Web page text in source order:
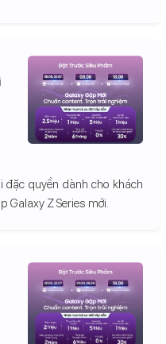
đặc quyền dành cho khách
Galaxy Z Series mới.